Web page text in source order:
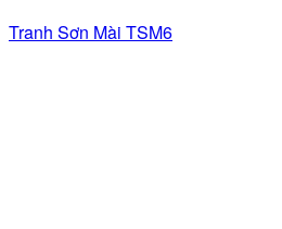
Tranh Sơn Mài TSM6